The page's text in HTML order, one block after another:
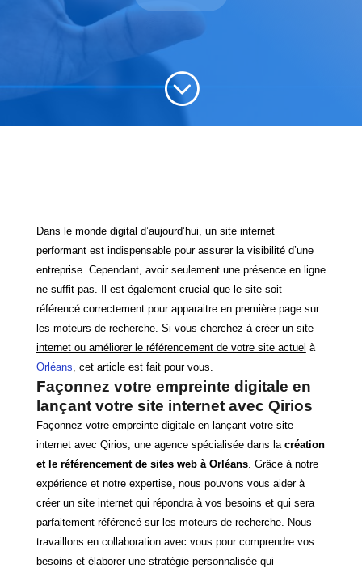
;
Dans le monde digital d’aujourd’hui, un site internet
performant est indispensable pour assurer la visibilité d’une
entreprise. Cependant, avoir seulement une présence en ligne
ne suffit pas. Il est également crucial que le site soit
référencé correctement pour apparaitre en première page sur
les moteurs de recherche. Si vous cherchez à créer un site
internet ou améliorer le référencement de votre site actuel à
Orléans, cet article est fait pour vous.
Façonnez votre empreinte digitale en
lançant votre site internet avec Qirios
Façonnez votre empreinte digitale en lançant votre site
internet avec Qirios, une agence spécialisée dans la création
et le référencement de sites web à Orléans. Grâce à notre
expérience et notre expertise, nous pouvons vous aider à
créer un site internet qui répondra à vos besoins et qui sera
parfaitement référencé sur les moteurs de recherche. Nous
travaillons en collaboration avec vous pour comprendre vos
besoins et élaborer une stratégie personnalisée qui